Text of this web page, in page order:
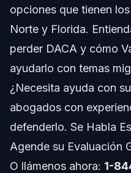
Plazos y qué esperar
Errores frecuentes
estatus DACA
Notas Específicas para
Notas para Florida
opciones que tienen
Norte y Florida.
perder DACA y cómo
ayudarlo con temas
¿Necesita ayuda con
abogados con
defenderlo. Se Habla
Agende su Evaluación
O llámenos ahora: 1-